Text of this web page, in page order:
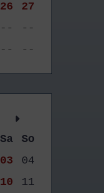
26
27
--
--
-- --
Sa
So
03
04
10 11